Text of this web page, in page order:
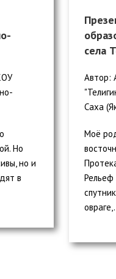
Но
но и
в
села
Автор:
Саха
Моё
Рельеф